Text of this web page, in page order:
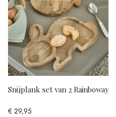
Snijplank set van 2 Rainboway
€ 29,95